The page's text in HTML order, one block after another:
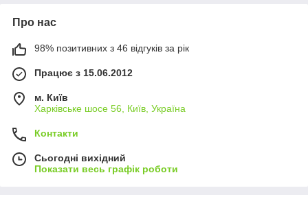
Про нас
98% позитивних з 46 відгуків за рік
Працює з 15.06.2012
м. Київ
Харківське шосе 56, Київ, Україна
Контакти
Сьогодні вихідний
Показати весь графік роботи